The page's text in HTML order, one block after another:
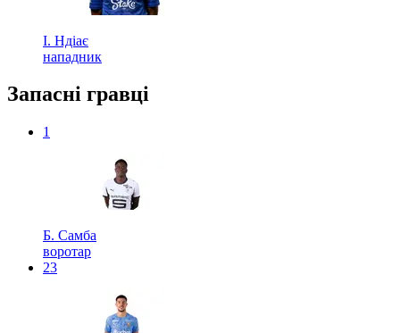
І. Ндіає
нападник
Запасні гравці
1
Б. Самба
воротар
23